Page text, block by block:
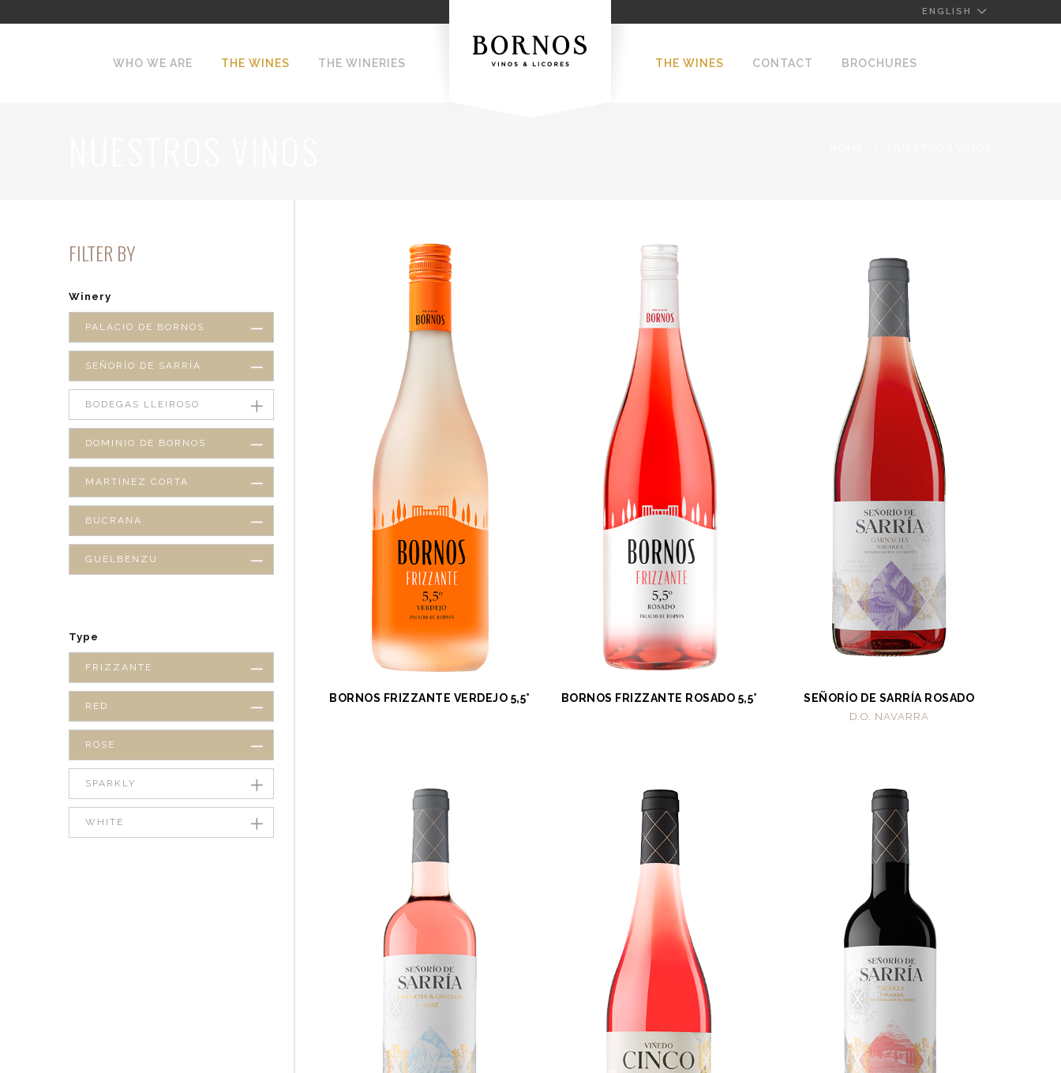
ENGLISH
WHO WE ARE THE WINES THE WINERIES THE WINES CONTACT BROCHURES
BORNOS FRIZZANTE VERDEJO 5,5° BORNOS FRIZZANTE ROSADO 5,5° SEÑORÍO DE SARRÍA ROSADO
D.O. NAVARRA
FILTER BY
Winery
PALACIO DE BORNOS
SEÑORÍO DE SARRÍA
BODEGAS LLEIROSO
DOMINIO DE BORNOS
MARTÍNEZ CORTA
BUCRANA
GUELBENZU
Type
FRIZZANTE
RED
ROSE
SPARKLY
WHITE